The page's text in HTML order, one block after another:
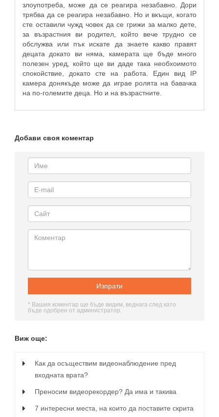
злоупотреба, може да се реагира незабавно. Дори
трябва да се реагира незабавно. Но и вкъщи, когато
сте оставили чужд човек да се грижи за малко дете,
за възрастния ви родител, който вече трудно се
обслужва или пък искате да знаете какво правят
децата докато ви няма, камерата ще бъде много
полезен уред, който ще ви даде така необхоимото
спокойствие, докато сте на работа. Един вид IP
камера донякъде може да играе ролята на бавачка
на по-големите деца. Но и на възрастните.
Добави своя коментар
* Вашия коментар ще бъде видим, веднага след като
бъде одобрен от администратор.
Виж още:
Как да осъществим видеонаблюдение пред
входната врата?
Преносим видеорекордер? Да има и такива
7 интересни места, на които да поставите скрита